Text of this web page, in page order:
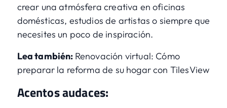
crear una atmósfera creativa en oficinas
domésticas, estudios de artistas o siempre que
necesites un poco de inspiración.
Lea también: Renovación virtual: Cómo
preparar la reforma de su hogar con TilesView
Acentos audaces: